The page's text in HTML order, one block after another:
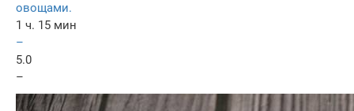
овощами.
1 ч. 15 мин
–
5.0
–